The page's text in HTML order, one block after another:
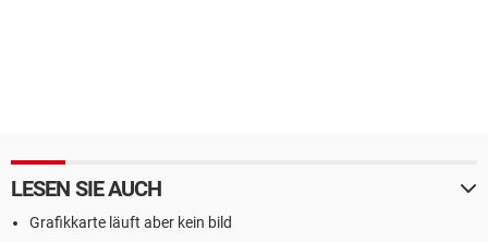
LESEN SIE AUCH
Grafikkarte läuft aber kein bild